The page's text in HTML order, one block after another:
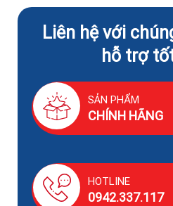
Liên hệ với
hỗ trợ
SẢN PHẨM
CHÍNH HÃNG
HOTLINE
0942.337.117